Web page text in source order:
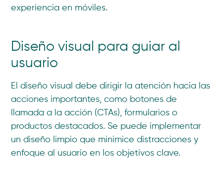
experiencia en móviles.
Diseño visual para guiar al
usuario
El diseño visual debe dirigir la atención hacia las
acciones importantes, como botones de
llamada a la acción (CTAs), formularios o
productos destacados. Se puede implementar
un diseño limpio que minimice distracciones y
enfoque al usuario en los objetivos clave.